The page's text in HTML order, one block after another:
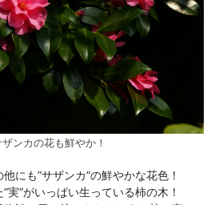
ンカの花も鮮やか！
にも”サザンカ”の鮮やかな花色！
実”がいっぱい生っている柿の木！